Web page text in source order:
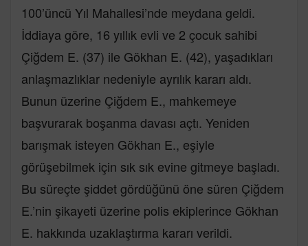
100’üncü Yıl Mahallesi’nde meydana geldi.
İddiaya göre, 16 yıllık evli ve 2 çocuk sahibi
Çiğdem E. (37) ile Gökhan E. (42), yaşadıkları
anlaşmazlıklar nedeniyle ayrılık kararı aldı.
Bunun üzerine Çiğdem E., mahkemeye
başvurarak boşanma davası açtı. Yeniden
barışmak isteyen Gökhan E., eşiyle
görüşebilmek için sık sık evine gitmeye başladı.
Bu süreçte şiddet gördüğünü öne süren Çiğdem
E.’nin şikayeti üzerine polis ekiplerince Gökhan
E. hakkında uzaklaştırma kararı verildi.